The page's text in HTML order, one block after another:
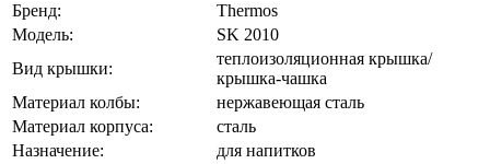
Бренд:
Thermos
Модель:
SK 2010
Вид крышки:
теплоизоляционная крышка/
крышка-чашка
Материал колбы:
нержавеющая сталь
Материал корпуса:
сталь
Назначение:
для напитков